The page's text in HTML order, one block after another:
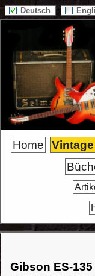
Deutsch
Home
Gibson ES-135